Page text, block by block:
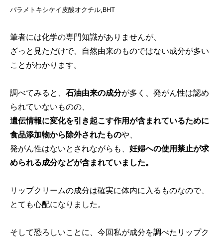
パラメトキシケイ皮酸オクチル,BHT
筆者には化学の専門知識がありませんが、
ざっと見ただけで、自然由来のものではない成分が多い
ことがわかります。
調べてみると、 石油由来の成分が多く、発がん性は認め
られていないものの、
遺伝情報に変化を引き起こす作用が含まれているために
食品添加物から除外されたものや、
発がん性はないとされながらも、 妊婦への使用禁止が求
められる成分などが含まれていました。
リップクリームの成分は確実に体内に入るものなので、
とても心配になりました。
そして恐ろしいことに、今回私が成分を調べたリップク